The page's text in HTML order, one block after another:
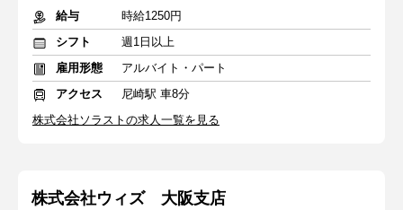
給与
時給1250円
シフト
週1日以上
雇用形態
アルバイト・パート
アクセス
尼崎駅 車8分
株式会社ソラストの求人一覧を見る
株式会社ウィズ 大阪支店